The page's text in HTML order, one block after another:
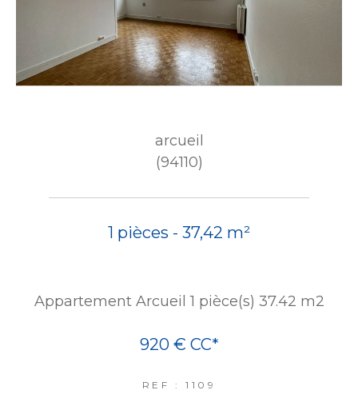
arcueil
(94110)
1 pièces - 37,42 m²
Appartement Arcueil 1 pièce(s) 37.42 m2
920 € CC*
REF : 1109